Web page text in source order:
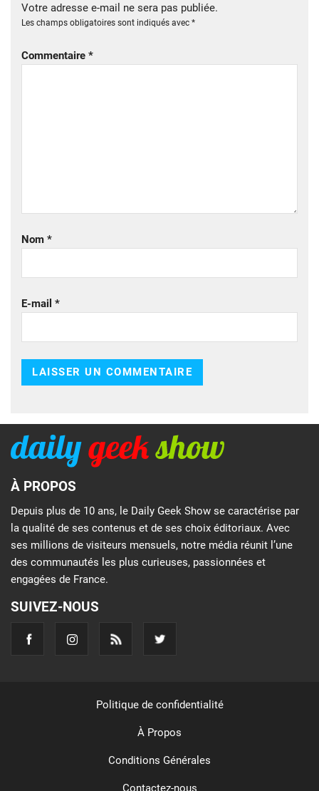
Votre adresse e-mail ne sera pas publiée.
Les champs obligatoires sont indiqués avec *
Commentaire *
Nom *
E-mail *
À PROPOS
Depuis plus de 10 ans, le Daily Geek Show se caractérise par
la qualité de ses contenus et de ses choix éditoriaux. Avec
ses millions de visiteurs mensuels, notre média réunit l’une
des communautés les plus curieuses, passionnées et
engagées de France.
SUIVEZ-NOUS
Politique de confidentialité
À Propos
Conditions Générales
Contactez-nous